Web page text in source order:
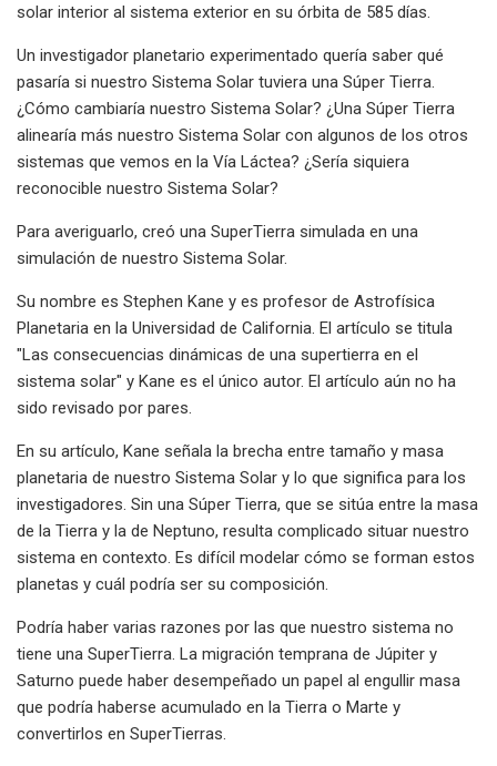
solar interior al sistema exterior en su órbita de 585 días.
Un investigador planetario experimentado quería saber qué
pasaría si nuestro Sistema Solar tuviera una Súper Tierra.
¿Cómo cambiaría nuestro Sistema Solar? ¿Una Súper Tierra
alinearía más nuestro Sistema Solar con algunos de los otros
sistemas que vemos en la Vía Láctea? ¿Sería siquiera
reconocible nuestro Sistema Solar?
Para averiguarlo, creó una SuperTierra simulada en una
simulación de nuestro Sistema Solar.
Su nombre es Stephen Kane y es profesor de Astrofísica
Planetaria en la Universidad de California. El artículo se titula
"Las consecuencias dinámicas de una supertierra en el
sistema solar" y Kane es el único autor. El artículo aún no ha
sido revisado por pares.
En su artículo, Kane señala la brecha entre tamaño y masa
planetaria de nuestro Sistema Solar y lo que significa para los
investigadores. Sin una Súper Tierra, que se sitúa entre la masa
de la Tierra y la de Neptuno, resulta complicado situar nuestro
sistema en contexto. Es difícil modelar cómo se forman estos
planetas y cuál podría ser su composición.
Podría haber varias razones por las que nuestro sistema no
tiene una SuperTierra. La migración temprana de Júpiter y
Saturno puede haber desempeñado un papel al engullir masa
que podría haberse acumulado en la Tierra o Marte y
convertirlos en SuperTierras.